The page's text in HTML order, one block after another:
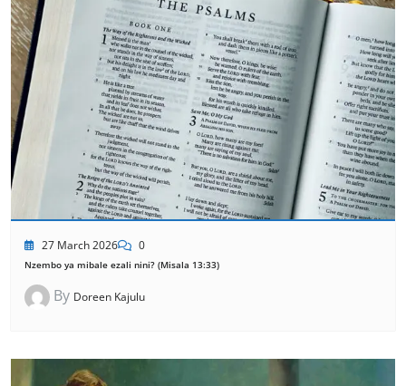
27 March 2026 0
Nzembo ya mibale ezali nini? (Misala 13:33)
By Doreen Kajulu